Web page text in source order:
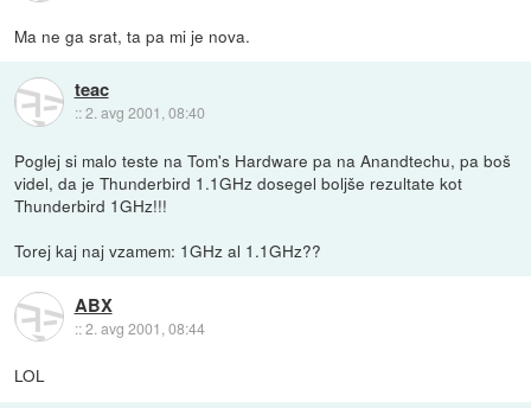
Ma ne ga srat, ta pa mi je nova.
teac
::2. avg 2001, 08:40
Poglej si malo teste na Tom's Hardware pa na Anandtechu, pa boš
videl, da je Thunderbird 1.1GHz dosegel boljše rezultate kot
Thunderbird 1GHz!!!
Torej kaj naj vzamem: 1GHz al 1.1GHz??
ABX
::2. avg 2001, 08:44
LOL